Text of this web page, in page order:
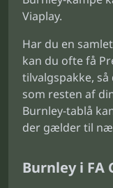
Viaplay.
Har du en
kan du ofte få
tilvalgspakke,
som resten af
Burnley-tablå
der gælder til
Burnley i FA